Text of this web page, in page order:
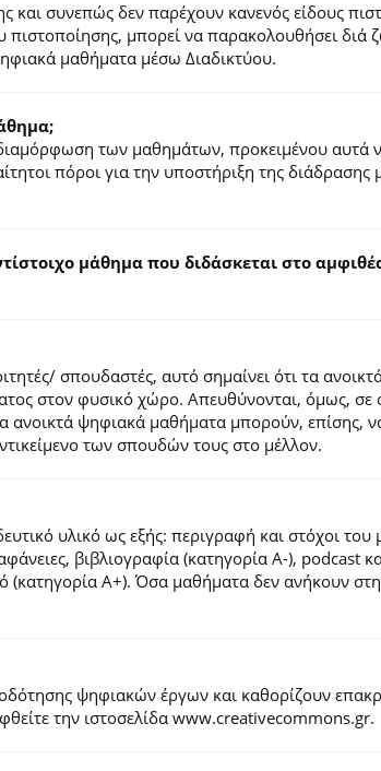
συνεπώς δεν παρέχουν κανενός είδους
πιστοποίησης, μπορεί να παρακολουθήσει διά
μαθήματα μέσω Διαδικτύου.
των μαθημάτων, προκειμένου αυτά
πόροι για την υποστήριξη της διάδρασης
μάθημα που διδάσκεται στο
σπουδαστές, αυτό σημαίνει ότι τα
στον φυσικό χώρο. Απευθύνονται, όμως, σε
ανοικτά ψηφιακά μαθήματα μπορούν, επίσης,
των σπουδών τους στο μέλλον.
υλικό ως εξής: περιγραφή και στόχοι του
βιβλιογραφία (κατηγορία Α-), podcast
(κατηγορία Α+). Όσα μαθήματα δεν ανήκουν
ψηφιακών έργων και καθορίζουν
την ιστοσελίδα www.creativecommons.gr.